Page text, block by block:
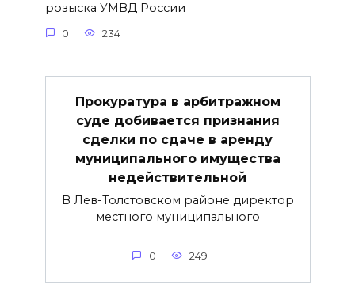
розыска УМВД России
0 234
Прокуратура в арбитражном
суде добивается признания
сделки по сдаче в аренду
муниципального имущества
недействительной
В Лев-Толстовском районе директор
местного муниципального
0 249